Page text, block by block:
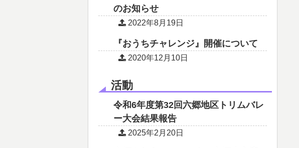
のお知らせ
2022年8月19日
『おうちチャレンジ』開催について
2020年12月10日
活動
令和6年度第32回六郷地区トリムバレ
ー大会結果報告
2025年2月20日